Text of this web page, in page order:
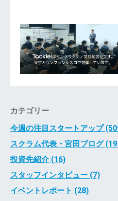
カテゴリー
今週の注目スタートアップ
スクラム代表・宮田ブログ
投資先紹介 (16)
スタッフインタビュー (7)
イベントレポート (28)